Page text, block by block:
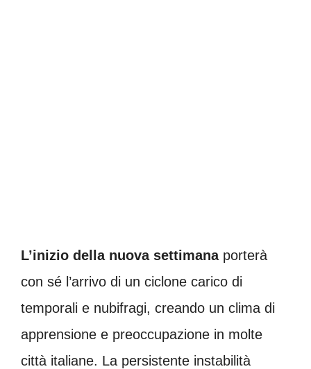
L’inizio della nuova settimanaporterà
con sé l’arrivo di un ciclone carico di
temporali e nubifragi, creando un clima di
apprensione e preoccupazione in molte
città italiane. La persistente instabilità